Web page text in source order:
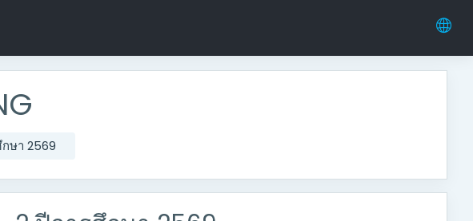
ษา 2569